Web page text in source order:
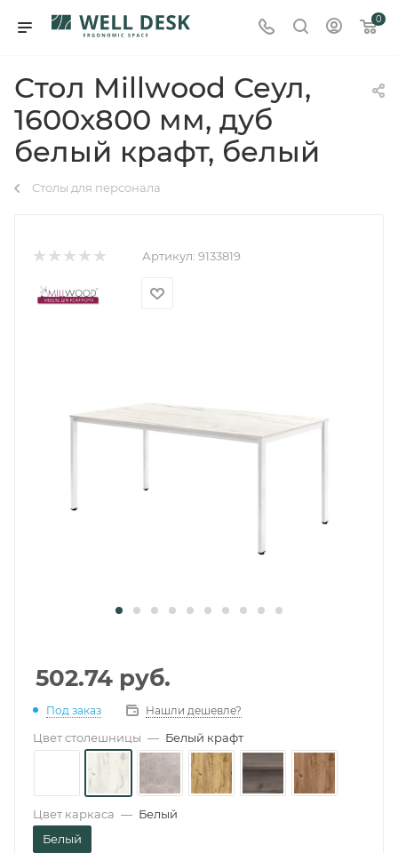
0
Стол Millwood Сеул,
1600х800 мм, дуб
белый крафт, белый
Столы для персонала
Артикул: 9133819
502.74 руб.
Под заказ Нашли дешевле?
Цвет столешницы — Белый крафт
Цвет каркаса — Белый
Белый